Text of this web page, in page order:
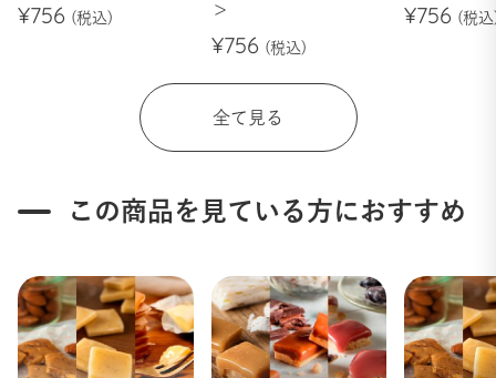
¥756
＞
¥756
¥756
全て見る
この商品を見ている方におすすめ